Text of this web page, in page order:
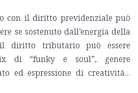
con il diritto previdenziale può
se sostenuto dall’energia della
diritto tributario può essere
di “funky e soul”, genere
ed espressione di creatività…